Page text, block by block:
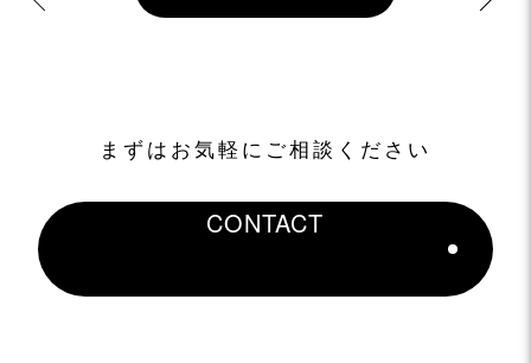
まずはお気軽にご相談ください
CONTACT